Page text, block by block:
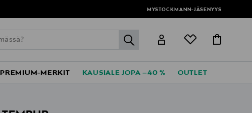
MYSTOCKMANN-JÄSENYYS
label.header.go
PREMIUM-MERKIT KAUSIALE JOPA –40 % OUTLET